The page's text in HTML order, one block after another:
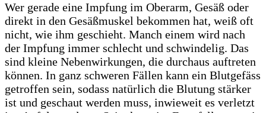
Wer gerade eine Impfung im Oberarm, Gesäß oder
direkt in den Gesäßmuskel bekommen hat, weiß oft
nicht, wie ihm geschieht. Manch einem wird nach
der Impfung immer schlecht und schwindelig. Das
sind kleine Nebenwirkungen, die durchaus auftreten
können. In ganz schweren Fällen kann ein Blutgefäss
getroffen sein, sodass natürlich die Blutung stärker
ist und geschaut werden muss, inwieweit es verletzt